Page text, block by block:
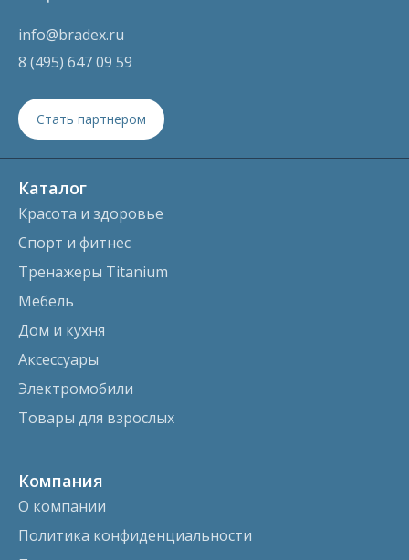
info@bradex.ru
8 (495) 647 09 59
Стать партнером
Каталог
Красота и здоровье
Спорт и фитнес
Тренажеры Titanium
Мебель
Дом и кухня
Аксессуары
Электромобили
Товары для взрослых
Компания
О компании
Политика конфиденциальности